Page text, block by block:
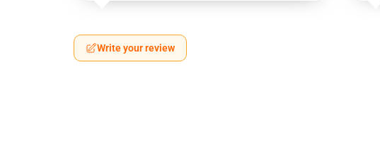
Write your review